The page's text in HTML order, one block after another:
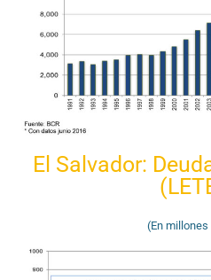
El Salvador:
(En millones